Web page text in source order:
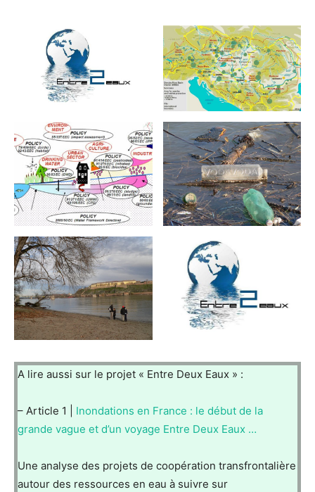
A lire aussi sur le projet « Entre Deux Eaux » :
– Article 1 | Inondations en France : le début de la
grande vague et d’un voyage Entre Deux Eaux …
Une analyse des projets de coopération transfrontalière
autour des ressources en eau à suivre sur